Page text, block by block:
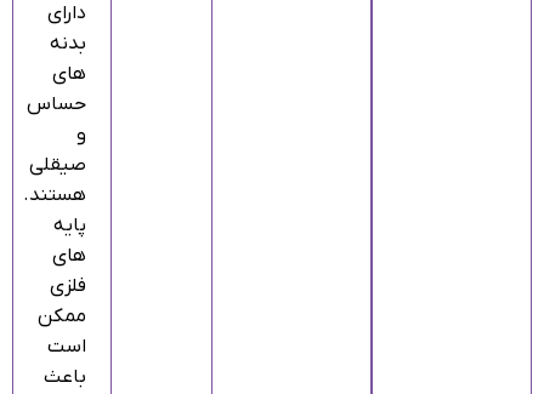
دارای
بدنه‌
های
حساس
و
صیقلی
هستند.
پایه‌
های
فلزی
ممکن
است
باعث